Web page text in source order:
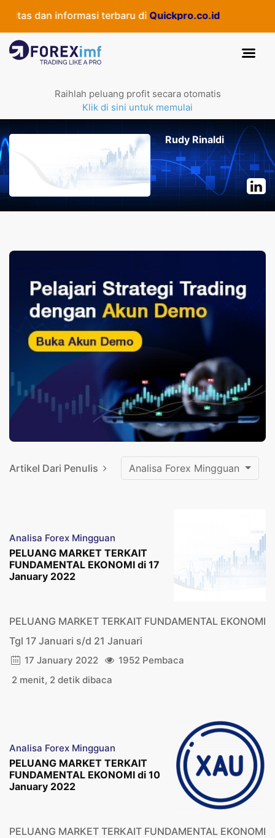
dan informasi terbaru diQuickpro.co.id
Raihlah peluang profit secara otomatis
Klik di sini untuk memulai
Rudy Rinaldi
Artikel Dari Penulis Analisa Forex Mingguan
Analisa Forex Mingguan
PELUANG MARKET TERKAIT
FUNDAMENTAL EKONOMI di 17
January 2022
PELUANG MARKET TERKAIT FUNDAMENTAL EKONOMI
Tgl 17 Januari s/d 21 Januari
17 January 2022
1952 Pembaca
2 menit, 2 detik dibaca
Analisa Forex Mingguan
PELUANG MARKET TERKAIT
FUNDAMENTAL EKONOMI di 10
January 2022
PELUANG MARKET TERKAIT FUNDAMENTAL EKONOMI